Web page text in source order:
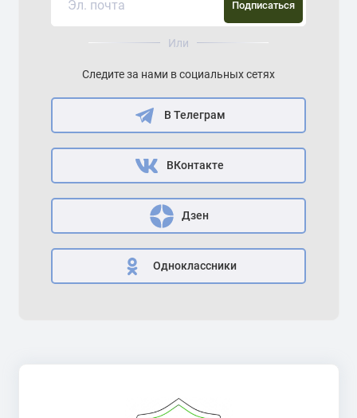
Подписаться
Или
Следите за нами в социальных сетях
В Телеграм
ВКонтакте
Дзен
Одноклассники